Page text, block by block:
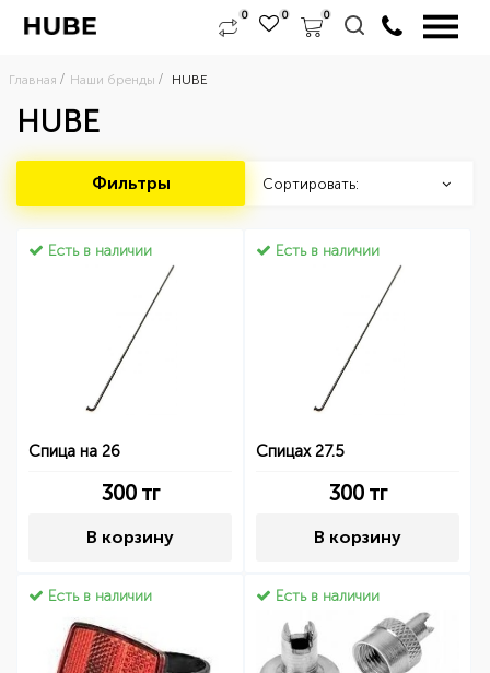
0 0 0
Главная Наши бренды HUBE
HUBE
Фильтры Сортировать:
Есть в наличии
Спица на 26
300тг
В корзину
Есть в наличии
Спицах 27.5
300тг
В корзину
Есть в наличии Есть в наличии